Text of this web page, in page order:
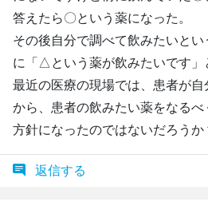
答えたら〇という薬になった。
その後自分で調べて飲みたいと
に「△という薬が飲みたいです」
最近の医療の現場では、患者が
から、患者の飲みたい薬をなるべ
方針になったのではないだろうか
返信する